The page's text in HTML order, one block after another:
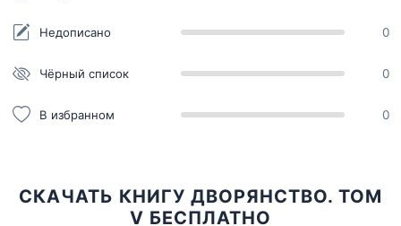
Недописано 0
Чёрный список 0
В избранном 0
СКАЧАТЬ КНИГУ ДВОРЯНСТВО. ТОМ
V БЕСПЛАТНО